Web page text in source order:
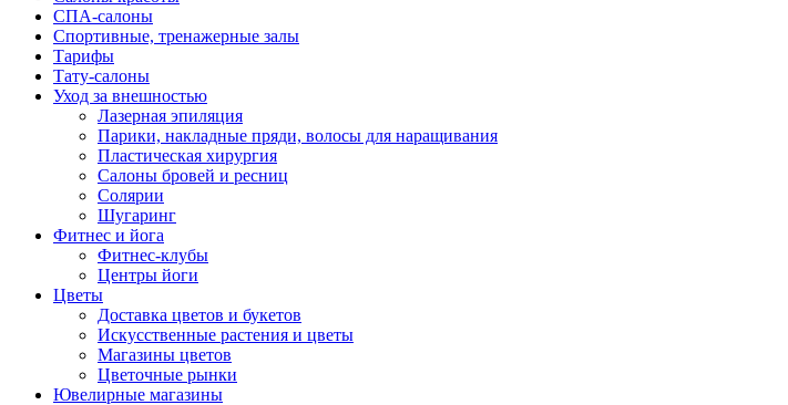
СПА-салоны
Спортивные, тренажерные залы
Тарифы
Тату-салоны
Уход за внешностью
Лазерная эпиляция
Парики, накладные пряди, волосы для наращивания
Пластическая хирургия
Салоны бровей и ресниц
Солярии
Шугаринг
Фитнес и йога
Фитнес-клубы
Центры йоги
Цветы
Доставка цветов и букетов
Искусственные растения и цветы
Магазины цветов
Цветочные рынки
Ювелирные магазины